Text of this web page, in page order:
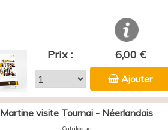
Prix : 6,00 €
Ajouter
Martine visite Tournai - Néerlandais